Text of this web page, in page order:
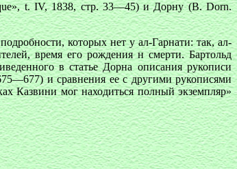
t. IV, 1838, стр. 33—45) и Дорну (В. Dоrn.
которых нет у ал-Гарнати: так, ал-
время его рождения н смерти. Бартольд
в статье Дорна описания рукописи
и сравнения ее с другими рукописями
Казвини мог находиться полный экземпляр»